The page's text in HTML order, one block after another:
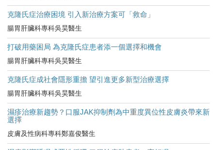
克隆氏症治療困境 引入新治療方案可「救命」
腸胃肝臟科專科吳昊醫生
打破用藥困局 為克隆氏症患者添一個選擇和機會
腸胃肝臟科專科吳昊醫生
克隆氏症成社會隱形重擔 望引進更多新型治療選擇
腸胃肝臟科專科吳昊醫生
濕疹治療新趨勢？口服JAK抑制劑為中重度異位性皮膚炎帶來新
選擇
皮膚及性病科專科鄭嘉俊醫生